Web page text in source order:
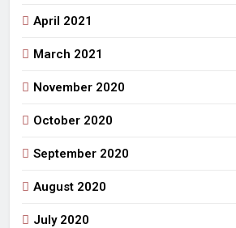
April 2021
March 2021
November 2020
October 2020
September 2020
August 2020
July 2020